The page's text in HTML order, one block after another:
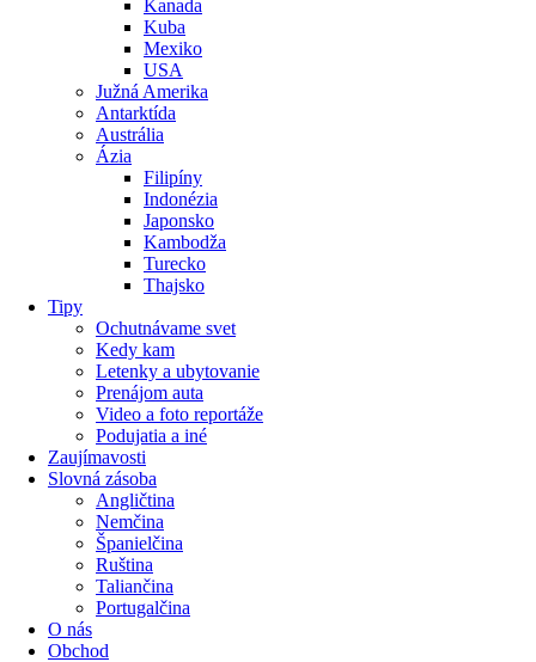
Kanada
Kuba
Mexiko
USA
Južná Amerika
Antarktída
Austrália
Ázia
Filipíny
Indonézia
Japonsko
Kambodža
Turecko
Thajsko
Tipy
Ochutnávame svet
Kedy kam
Letenky a ubytovanie
Prenájom auta
Video a foto reportáže
Podujatia a iné
Zaujímavosti
Slovná zásoba
Angličtina
Nemčina
Španielčina
Ruština
Taliančina
Portugalčina
O nás
Obchod